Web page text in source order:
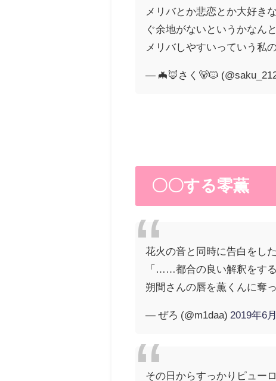
メリバとか悲恋とか大好き
ぐ余地がないというかなん
メリバしやすいっていう私
— 🦇🦊さく🐻🐱
〇〇する零薫
花火の音と同時に告白をし
「……都合の良い解釈をす
朔間さんの唇を薫くんに奪
— ぜろ (@m1daa) 2019年6
その日からすっかりピュー